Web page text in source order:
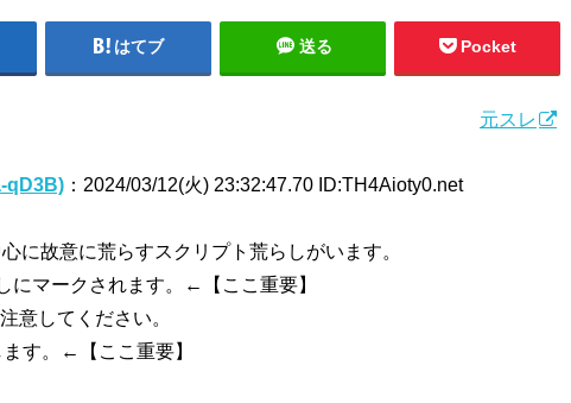
はてブ 送る Pocket
元スレ
qD3B) ：2024/03/12(火) 23:32:47.70 ID:TH4Aioty0.net
に故意に荒らすスクリプト荒らしがいます。
にマークされます。←【ここ重要】
意してください。
す。←【ここ重要】